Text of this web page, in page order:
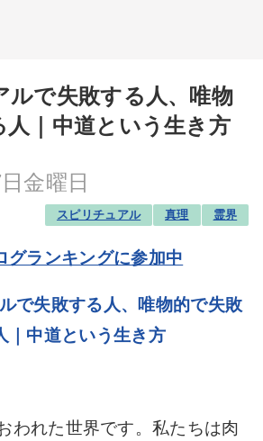
ルで失敗する人、唯物
人｜中道という生き方
金曜日
スピリチュアル 真理 霊界
グランキングに参加中
われた世界です。私たちは肉